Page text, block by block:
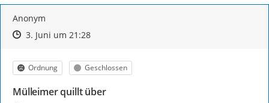
Anonym
Zeitpunkt des Erstellens
Zeitpunkt des Erstellens
3. Juni um 21:28Zur Äußerung
Kategorie
Ordnung Status
Geschlossen
Mülleimer quillt über